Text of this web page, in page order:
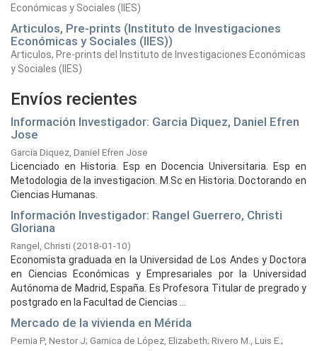
Económicas y Sociales (IIES)
Articulos, Pre-prints (Instituto de Investigaciones
Económicas y Sociales (IIES))
Articulos, Pre-prints del Instituto de Investigaciones Económicas
y Sociales (IIES)
Envíos recientes
Información Investigador: Garcia Diquez, Daniel Efren
Jose
Garcia Diquez, Daniel Efren Jose
Licenciado en Historia. Esp en Docencia Universitaria. Esp en
Metodologia de la investigacion. M.Sc en Historia. Doctorando en
Ciencias Humanas.
Información Investigador: Rangel Guerrero, Christi
Gloriana
Rangel, Christi(2018-01-10)
Economista graduada en la Universidad de Los Andes y Doctora
en Ciencias Económicas y Empresariales por la Universidad
Autónoma de Madrid, España. Es Profesora Titular de pregrado y
postgrado en la Facultad de Ciencias ...
Mercado de la vivienda en Mérida
Pernia P, Nestor J; Garnica de López, Elizabeth; Rivero M., Luis E.;